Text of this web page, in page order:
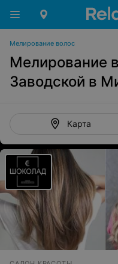
Мелирование волос
Мелирование
Заводской в
Карта